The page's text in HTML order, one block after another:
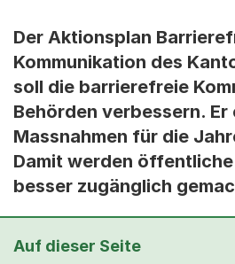
Der Aktionsplan
Kommunikation des
soll die barrierefreie
Behörden verbessern.
Massnahmen für die
Damit werden
besser zugänglich
Auf dieser Seite